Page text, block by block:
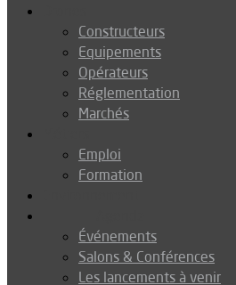
Constructeurs
Equipements
Opérateurs
Réglementation
Marchés
Emploi
Formation
Événements
Salons & Conférences
Les lancements à venir